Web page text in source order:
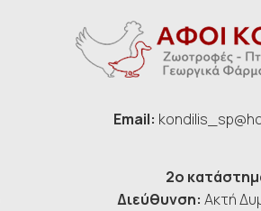
Email:
2ο
Διεύθυνση:Ακτή